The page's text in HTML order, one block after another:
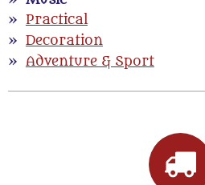
Practical
Decoration
Adventure & Sport